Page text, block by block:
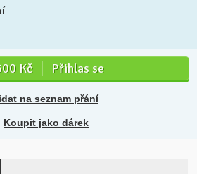
Kč Přihlas se
na seznam přání
Koupit jako dárek